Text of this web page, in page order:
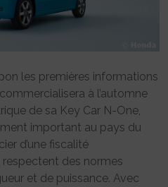
les premières informations
à l’automne
de sa Key Car N-One,
important au pays du
d’une fiscalité
des normes
et de puissance. Avec